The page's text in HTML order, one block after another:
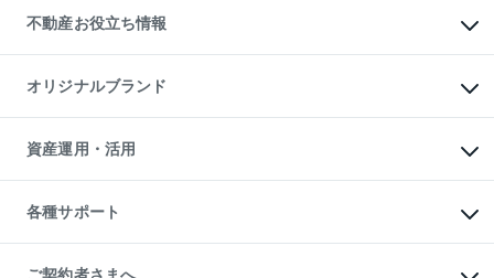
貸すガイド
事業用不動産
マンション投資
投資用マンション
アパート経営
収益物件
ビル購入（ビル一棟）
投資用不動産の売却査定
事業用不動産の売却査定
不動産お役立ち情報
マンションライブラリー
人気マンションランキング
暮らしに役立つ不動産メディア
不動産相場・不動産価格情報
不動産コラム・ニュース
不動産用語集
不動産なんでもネット相談室
住まいの税金
オリジナルブランド
一棟リノベーションマンション
L`GENTE（ルジェンテ）
区分リノベーションマンション
投資用一棟レジデンスWELL
不動産小口投資
LEGACIA（レガシア）
資産運用・活用
不動産M&A
アセットマネジメント・出資
各種サポート
相続サポート